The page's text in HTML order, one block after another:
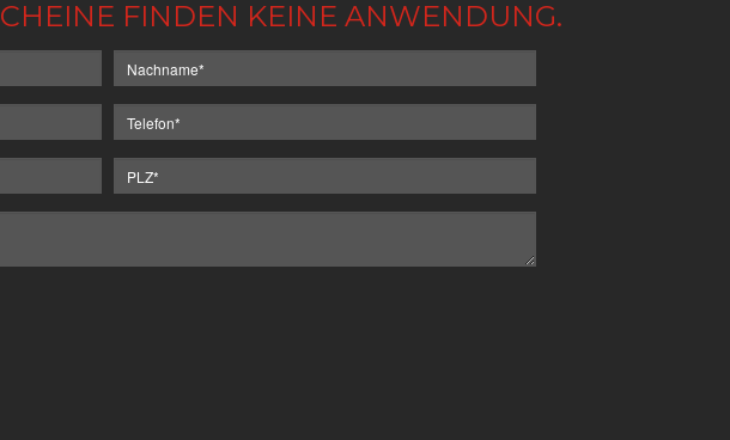
FINDEN KEINE ANWENDUNG.